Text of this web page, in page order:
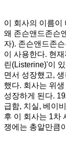
이 회사의 이름이
왜 존슨앤드존슨
자). 존슨앤드존
이 사용한다. 현
린(Listerine)'이
면서 성장했고,
했다. 회사는 위
성장하게 된다.
급함, 치실, 베이
후 이 회사는 1차
쟁에는 총알만큼